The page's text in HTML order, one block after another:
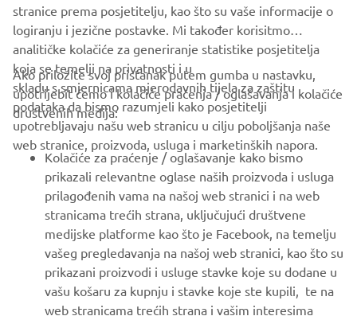
CORPORATE
FOR BUSINESS
MORE YAMAHA
SUPPORT
BILTEN
stranice prema posjetitelju, kao što su vaše informacije o
logiranju i jezične postavke. Mi također korisitmo
analitičke kolačiće za generiranje statistike posjetitelja
koja se temelji na privatnosti i u
skladu s smjernicama mjerodavnih tijela za zaštitu
podataka da bismo razumjeli kako posjetitelji
upotrebljavaju našu web stranicu u cilju poboljšanja naše
web stranice, proizvoda, usluga i marketinških napora.
Ako priložite svoj pristanak putem gumba u nastavku,
upotrijebit ćemo i kolačiće praćenja / oglašavanja i kolačiće
društvenih medija:
Kolačiće za praćenje / oglašavanje kako bismo
prikazali relevantne oglase naših proizvoda i usluga
prilagođenih vama na našoj web stranici i na web
stranicama trećih strana, uključujući društvene
medijske platforme kao što je Facebook, na temelju
vašeg pregledavanja na našoj web stranici, kao što su
prikazani proizvodi i usluge stavke koje su dodane u
vašu košaru za kupnju i stavke koje ste kupili, te na
web stranicama trećih strana i vašim interesima